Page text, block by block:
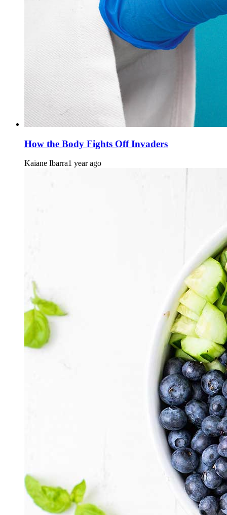
How the Body Fights Off Invaders
Kaiane Ibarra1 year ago